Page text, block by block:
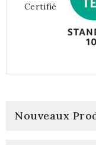
Certifié
Nouveaux